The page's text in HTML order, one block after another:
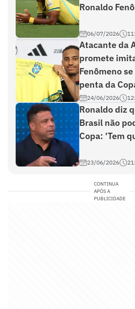
Ronaldo
06/07/2026
Atacante da
promete
Fenômeno
penta da
24/06/2026
Ronaldo diz
Brasil não
Copa: 'Tem
23/06/2026
CONTINUA
APÓS A
PUBLICIDADE